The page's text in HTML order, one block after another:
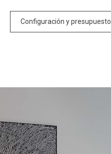
Configuración y presupuesto